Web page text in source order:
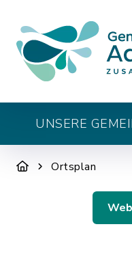
UNSERE
Ortsplan